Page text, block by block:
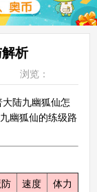
析
浏览：
陆九幽狐仙怎
九幽狐仙的练级路
速度
体力